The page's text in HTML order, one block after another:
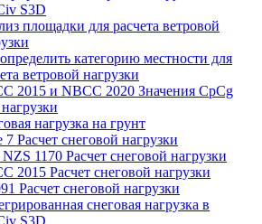
S3D
площадки для расчета ветровой
категорию местности для
ветровой нагрузки
2015 и NBCC 2020 Значения CpCg
нагрузка на грунт
7 Расчет снеговой нагрузки
1170 Расчет снеговой нагрузки
2015 Расчет снеговой нагрузки
Расчет снеговой нагрузки
снеговая нагрузка в